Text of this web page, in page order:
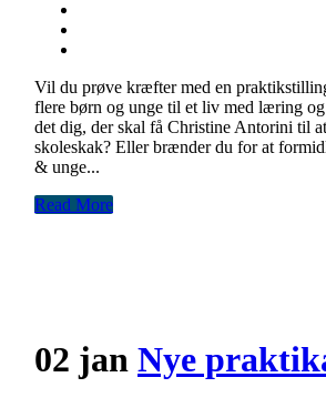
Vil du prøve kræfter med en
flere børn og unge til et liv med læring
det dig, der skal få Christine Antorini til
skoleskak? Eller brænder du for at
& unge...
Read More
02 jan Nye